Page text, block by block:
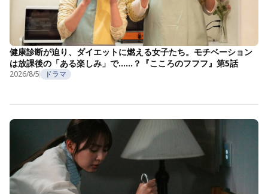
健康診断が迫り、ダイエットに燃える女子たち。モチベーション
は放課後の「ある楽しみ」で……？『こころのフフフ』第5話
2026/8/5 ドラマ